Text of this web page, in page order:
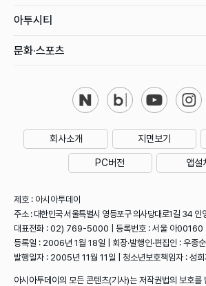
아투시티
문화·스포츠
회사소개 지면보기
PC버전 앱설
제호 : 아시아투데이
주소 : 대한민국 서울특별시 영등포구 의사당대로1길 34 인
대표전화 : 02) 769-5000 | 등록번호 : 서울 아00160
등록일 : 2006년 1월 18일 | 회장·발행인·편집인 : 우종순
발행일자 : 2005년 11월 11일 | 청소년보호책임자 : 성희
아시아투데이의 모든 콘텐츠(기사)는 저작권법의 보호를